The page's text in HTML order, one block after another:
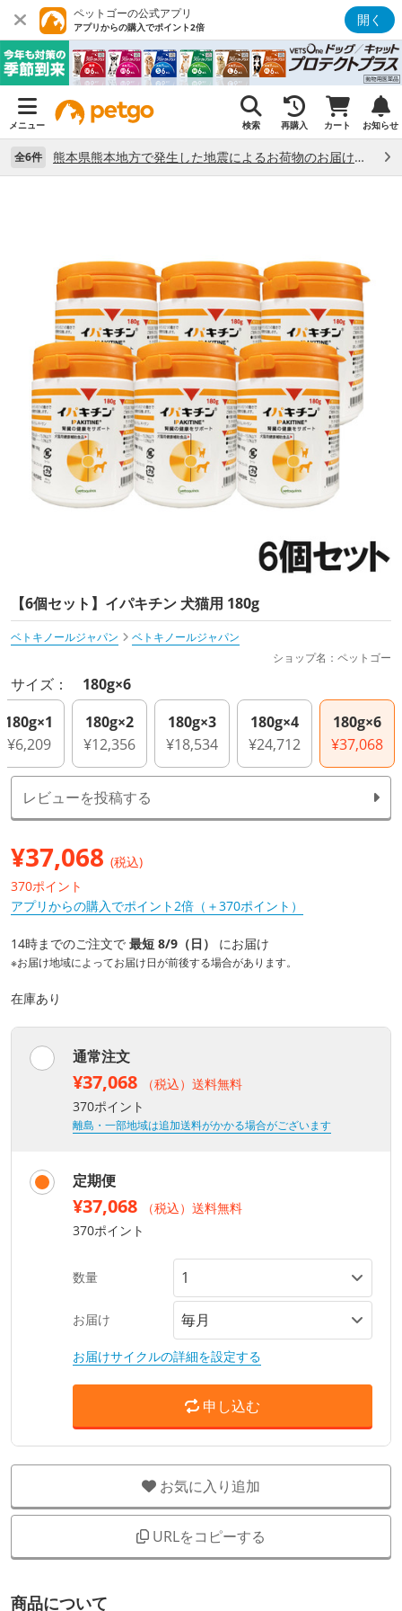
ペットゴーの公式アプリ
アプリからの購入でポイント2倍 開く
メニュー 検索 再購入 カート お知らせ
全6件 熊本県熊本地方で発生した地震によるお荷物のお届け状況について （7/28）
【6個セット】イパキチン 犬猫用 180g
ベトキノールジャパン
ベトキノールジャパン
ショップ名：ペットゴー
サイズ： 180g×6
180g×1
¥6,209
180g×2
¥12,356
180g×3
¥18,534
180g×4
¥24,712
180g×6
¥37,068
レビューを投稿する
¥37,068 (税込)
370ポイント
アプリからの購入でポイント2倍（＋370ポイント）
14時までのご注文で 最短 8/9（日） にお届け
※お届け地域によってお届け日が前後する場合があります。
在庫あり
通常注文
¥37,068
（税込）送料無料
370ポイント
離島・一部地域は追加送料がかかる場合がございます
定期便
¥37,068
（税込）送料無料
370ポイント
数量
お届け
お届けサイクルの詳細を設定する
申し込む
お気に入り追加
URLをコピーする
商品について